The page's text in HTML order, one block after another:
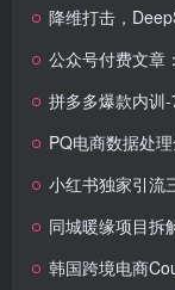
降维打击，DeepSeek+
公众号付费文章：国家
拼多多爆款内训-7月
PQ电商数据处理全攻
小红书独家引流三
同城暖缘项目拆
韩国跨境电商